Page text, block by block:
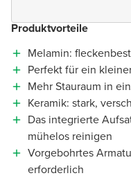
Produktvorteile
Melamin:
Perfekt für ein
Mehr Stauraum in
Keramik: stark,
Das integrierte
mühelos reinigen
Vorgebohrtes
erforderlich